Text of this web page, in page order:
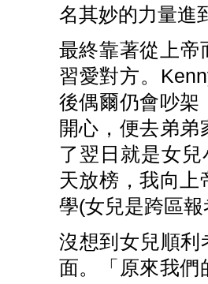
名其妙的力量進
最終靠著從上帝
習愛對方。
後偶爾仍會吵架
開心，便去弟
了翌日就是女
天放榜，我向
學(女兒是跨區
沒想到女兒順
面。「原來我們